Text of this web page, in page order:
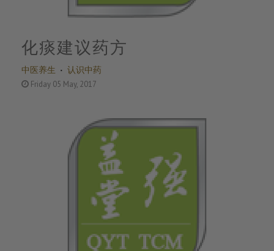
中医养生 认识中药
化痰建议药方
Friday 05 May, 2017